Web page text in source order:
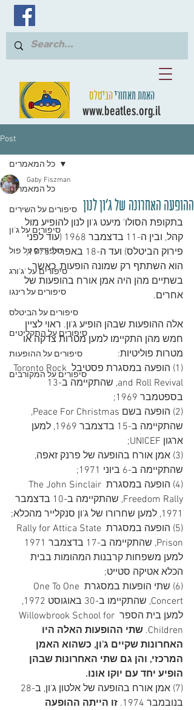
האמת מאחוריהביטלס
www.beatles.org.il
Post
כל המאמרים
סיפורים על השירים
סיפורים על ג'ון
סיפורים על פול
סיפורים על 'ג'ורג
סיפורים על רינגו
סיפורים על הביטלס
סיפורים על התקליטים
סיפורים על ההופעות
סיפורים על המקורבים
כל המאמרים
ההופעה האחרונה של ג'ון לנון
Gaby Fiszman
בתקופת הסולו' מיעט ג'ון לנון להופיע מול
קהל, ובין ה-11 בדצמבר 1968 (עוד לפני
פירוק הביטלס) ועד ה-18 באפריל 1975,
הוא השתתף רק שמונה הופעות, כאשר
בשתיים מהן היה אמן אורח בהופעות של
אחרים.
אלה ההופעות שבהן הופיע ג'ון. ראוי לציין
חמש מהן התקיימו למען מטרות צדקה או
מטרות פוליטיות:
(1) הופעה במסגרת פסטיבל Toronto Rock
בספטמבר 1969;
(2) הופעה בשם Peace For Christmas,
שהתקיימה ב-15 בדצמבר 1969, למען
ארגון UNICEF;
(3) אמן אורח בהופעה של פרנק זאפה,
שהתקיימה ב-6 ביוני 1971;
(4) הופעה במסגרת The John Sinclair
Freedom Rally, שהתקיימה ב-10 בדצמבר
1971, למען שחרורו של ג'ון סנקלייר מהכלא;
(5) הופעה במסגרת Rally for Attica State
למען משפחות קרבנות המהומות בבית
הכלא אטיקה סטייט;
(6) שתי הופעות במסגרת One To One
Concert, שהתקיימו ב-30 באוגוסט 1972,
למען בית הספר Willowbrook School for
Children. שתי ההופעות האלה היו
האחרונות שקיים ג'ון, כשהוא האמן
המרכזי, והן גם שתי האחרונות שבהן
הופיע יחד עם יוקו אונו.
בנובמבר 1974.
זו הייתה ההופעה